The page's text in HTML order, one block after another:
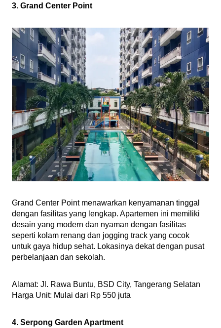
3. Grand Center Point
Grand Center Point menawarkan kenyamanan tinggal
dengan fasilitas yang lengkap. Apartemen ini memiliki
desain yang modern dan nyaman dengan fasilitas
seperti kolam renang dan jogging track yang cocok
untuk gaya hidup sehat. Lokasinya dekat dengan pusat
perbelanjaan dan sekolah.
Alamat: Jl. Rawa Buntu, BSD City, Tangerang Selatan
Harga Unit: Mulai dari Rp 550 juta
4. Serpong Garden Apartment